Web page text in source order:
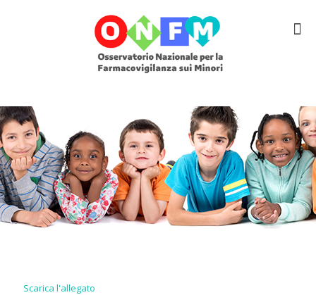
Scarica l'allegato